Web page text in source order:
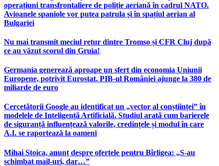
operațiuni transfrontaliere de poliție aeriană în cadrul NATO.
Avioanele spaniole vor putea patrula și în spațiul aerian al
Bulgariei
Nu mai transmit meciul retur dintre Tromso și CFR Cluj după
ce au văzut scorul din Gruia!
Germania generează aproape un sfert din economia Uniunii
Europene, potrivit Eurostat. PIB-ul României ajunge la 380 de
miliarde de euro
Cercetătorii Google au identificat un „vector al conștiinței” în
modelele de Inteligență Artificială. Studiul arată cum barierele
de siguranță influențează valorile, credințele și modul în care
A.I. se raportează la oameni
Mihai Stoica, anunț despre ofertele pentru Bîrligea: „S-au
schimbat mail-uri, dar…”